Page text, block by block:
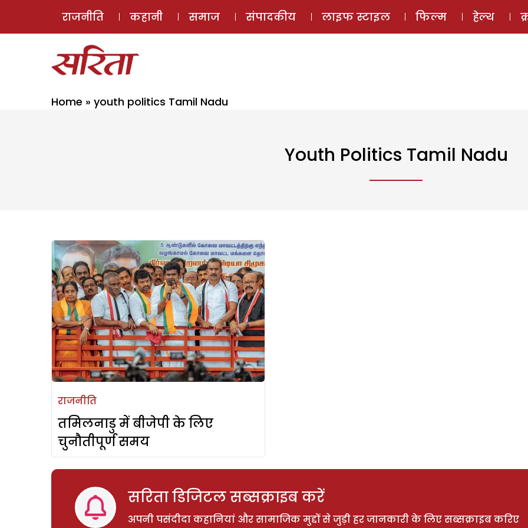
ई-मैगज़ीन
राजनीति कहानी समाज संपादकीय लाइफ स्टाइल फिल्म हेल्थ
Home » youth politics Tamil Nadu
Youth Politics Tamil Nadu
राजनीति
तमिलनाडु में बीजेपी के लिए
चुनौतीपूर्ण समय
सरिता डिजिटल सब्सक्राइब करें
अपनी पसंदीदा कहानियां और सामाजिक मुद्दों से जुड़ी हर जानकारी के लिए सब्सक्राइब करिए